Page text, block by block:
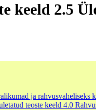
keeld 2.5
ja rahvusvaheliseks
teoste keeld 4.0